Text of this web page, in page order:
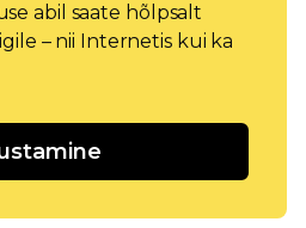
abil saate hõlpsalt
– nii Internetis kui ka